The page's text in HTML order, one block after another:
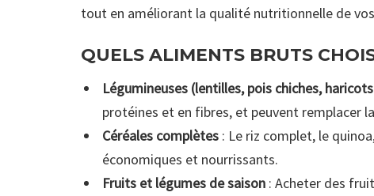
tout en améliorant la qualité nutritionnelle de
QUELS ALIMENTS BRUTS
Légumineuses (lentilles, pois chiches,
protéines et en fibres, et peuvent remplacer
Céréales complètes: Le riz complet, le
économiques et nourrissants.
Fruits et légumes de saison: Acheter des